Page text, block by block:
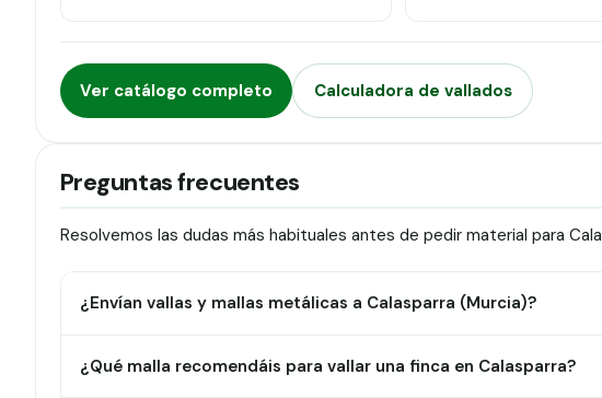
Ver catálogo completo Calculadora de vallados
Preguntas frecuentes
Resolvemos las dudas más habituales antes de pedir material para
¿Envían vallas y mallas metálicas a Calasparra (Murcia)?
¿Qué malla recomendáis para vallar una finca en Calasparra?